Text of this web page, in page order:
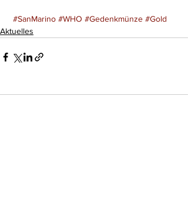
#SanMarino #WHO #Gedenkmünze #Gold
Aktuelles